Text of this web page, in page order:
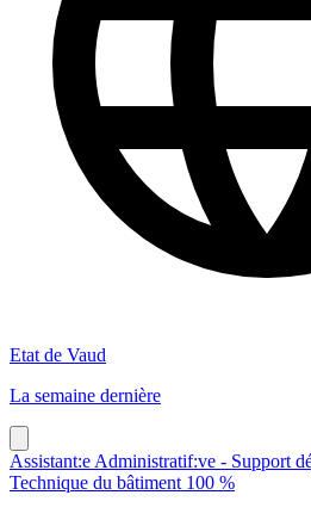
Etat de Vaud
La semaine dernière
Assistant:e Administratif:ve - Support
Technique du bâtiment 100 %